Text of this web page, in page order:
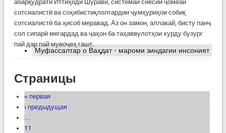
абарқудрати Иттиҳоди Шўравӣ, системаи сиёсии ҷомеаи
сотсиалистӣ ва соҳибистиқлолгардии ҷумҳуриҳои собиқ
сотсиалистӣ ба ҳисоб меравад. Аз он замон, аллакай, бисту панҷ
сол сипарӣ мегардад ва ҷаҳон ба таҳаввулотҳои хурду бузург
пай дар пай мувоҷеҳ гашт.
Муфассалтар о Ваҳдат - мароми зиндагии инсоният
Страницы
« первая
‹ предыдущая
…
11